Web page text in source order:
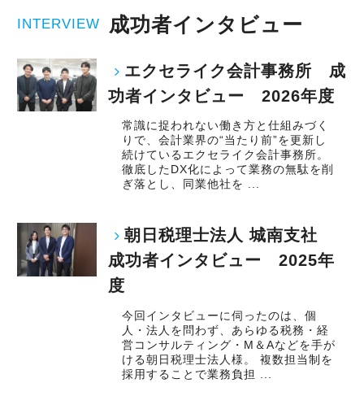
INTERVIEW 成功者インタビュー
エクセライク会計事務所 成
功者インタビュー 2026年度
常識に捉われない働き方と仕組みづく
りで、会計業界の“当たり前”を更新し
続けているエクセライク会計事務所。
徹底したDX化によって業務の無駄を削
ぎ落とし、同業他社を ...
朝日税理士法人 城南支社
成功者インタビュー 2025年
度
今回インタビューに伺ったのは、個
人・法人を問わず、あらゆる税務・経
営コンサルティング・M＆Aなどを手が
ける朝日税理士法人様。 複数担当制を
採用することで業務負担 ...